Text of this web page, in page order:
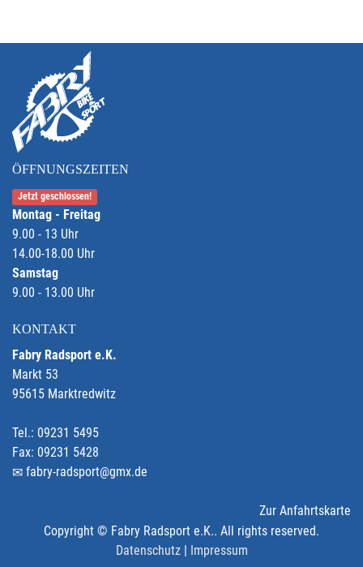
ÖFFNUNGSZEITEN
Jetzt geschlossen!
Montag - Freitag
9.00 - 13 Uhr
14.00-18.00 Uhr
Samstag
9.00 - 13.00 Uhr
KONTAKT
Fabry Radsport e.K.
Markt 53
95615 Marktredwitz
Tel.: 09231 5495
Fax: 09231 5428
fabry-radsport@gmx.de
Zur Anfahrtskarte
Copyright © Fabry Radsport e.K.. All rights reserved.
Datenschutz| Impressum